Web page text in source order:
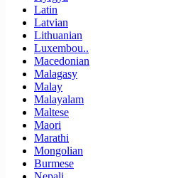
Latin
Latvian
Lithuanian
Luxembou..
Macedonian
Malagasy
Malay
Malayalam
Maltese
Maori
Marathi
Mongolian
Burmese